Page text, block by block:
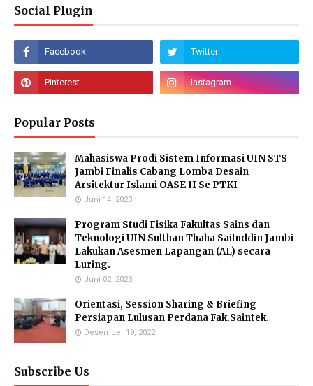
Social Plugin
Popular Posts
Mahasiswa Prodi Sistem Informasi UIN STS
Jambi Finalis Cabang Lomba Desain
Arsitektur Islami OASE II Se PTKI
Juni 14, 2023
Program Studi Fisika Fakultas Sains dan
Teknologi UIN Sulthan Thaha Saifuddin Jambi
Lakukan Asesmen Lapangan (AL) secara
Luring.
Juni 02, 2023
Orientasi, Session Sharing & Briefing
Persiapan Lulusan Perdana Fak.Saintek.
Desember 19, 2022
Subscribe Us